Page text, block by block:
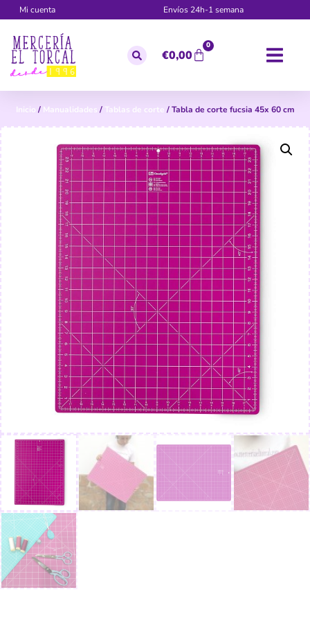
Mi cuenta Envíos 24h-1 semana
€0,00
0
Inicio / Manualidades / Tablas de corte / Tabla de corte fucsia 45x 60 cm